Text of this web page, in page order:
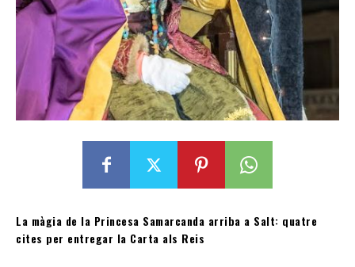
La màgia de la Princesa Samarcanda arriba a Salt: quatre
cites per entregar la Carta als Reis